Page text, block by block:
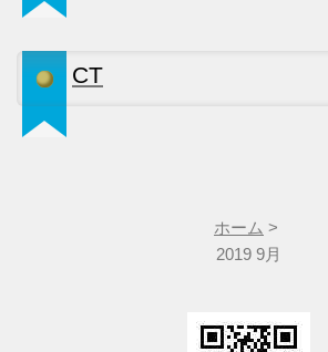
CT
ホーム >
2019 9月